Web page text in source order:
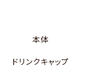
本体
ドリンクキャップ